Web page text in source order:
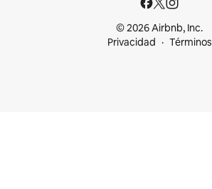
© 2026 Airbnb, Inc.
Privacidad
Términos